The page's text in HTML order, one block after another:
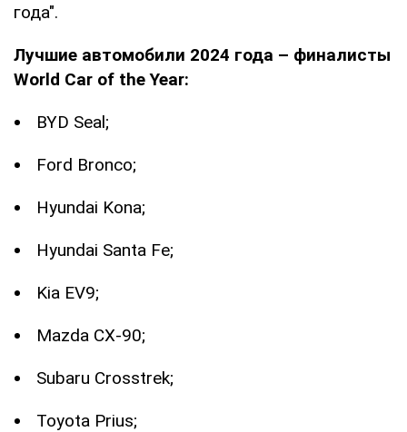
года".
Лучшие автомобили 2024 года – финалисты
World Car of the Year:
BYD Seal;
Ford Bronco;
Hyundai Kona;
Hyundai Santa Fe;
Kia EV9;
Mazda CX-90;
Subaru Crosstrek;
Toyota Prius;